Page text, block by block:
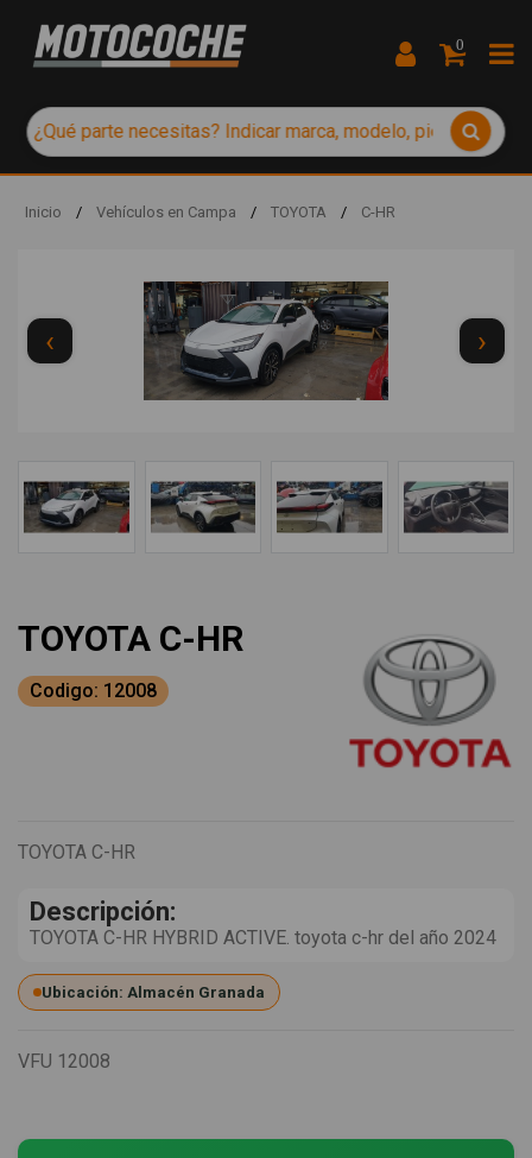
0
Inicio / Vehículos en Campa / TOYOTA / C-HR
‹ ›
TOYOTA C-HR
Codigo: 12008
TOYOTA C-HR
Descripción:
TOYOTA C-HR HYBRID ACTIVE. toyota c-hr del año 2024
Ubicación: Almacén Granada
VFU 12008